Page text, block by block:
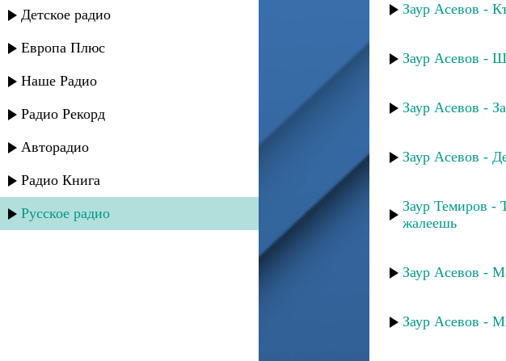
Детское радио
Европа Плюс
Наше Радио
Радио Рекорд
Авторадио
Радио Книга
Русское радио
Заур Асевов -
Заур Асевов -
Заур Асевов -
Заур Асевов -
Заур Темиров -
жалеешь
Заур Асевов -
Заур Асевов -